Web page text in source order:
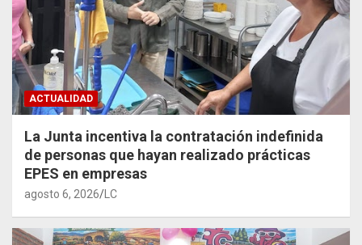
ACTUALIDAD
La Junta incentiva la contratación indefinida
de personas que hayan realizado prácticas
EPES en empresas
agosto 6, 2026 LC